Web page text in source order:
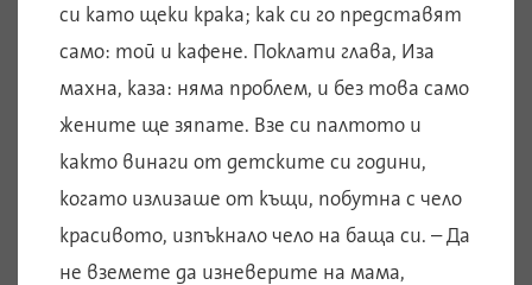
си като щеки крака; как си го представят
само: той и кафене. Поклати глава, Иза
махна, каза: няма проблем, и без това само
жените ще зяпате. Взе си палтото и
както винаги от детските си години,
когато излизаше от къщи, побутна с чело
красивото, изпъкнало чело на баща си. – Да
не вземете да изневерите на мама,